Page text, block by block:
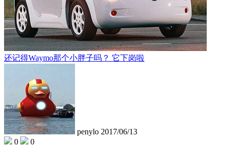
还记得Waymo那个小胖子吗？ 它下岗啦
penylo 2017/06/13
0
0